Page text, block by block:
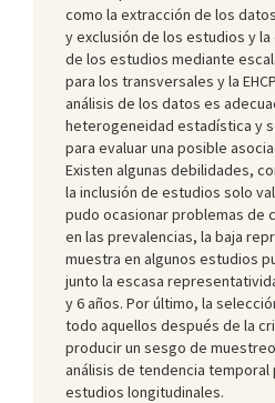
como la extracción de los
y exclusión de los estudios y
de los estudios mediante
para los transversales y la
análisis de los datos es
heterogeneidad estadística y
para evaluar una posible
Existen algunas debilidades,
la inclusión de estudios solo
pudo ocasionar problemas de
en las prevalencias, la baja
muestra en algunos estudios
junto la escasa
y 6 años. Por último, la
todo aquellos después de la
producir un sesgo de
análisis de tendencia temporal
estudios longitudinales.